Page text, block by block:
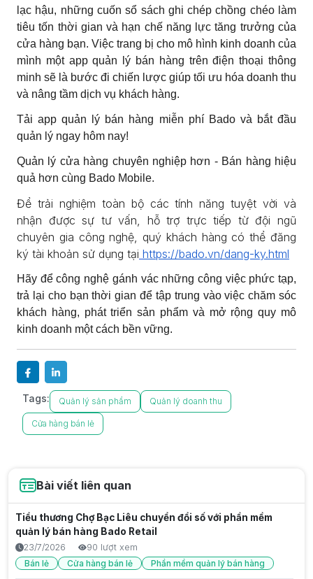
lạc hậu, những cuốn sổ sách ghi chép chồng chéo làm
tiêu tốn thời gian và hạn chế năng lực tăng trưởng của
cửa hàng bạn. Việc trang bị cho mô hình kinh doanh của
mình một app quản lý bán hàng trên điện thoại thông
minh sẽ là bước đi chiến lược giúp tối ưu hóa doanh thu
và nâng tầm dịch vụ khách hàng.
Tải app quản lý bán hàng miễn phí Bado và bắt đầu
quản lý ngay hôm nay!
Quản lý cửa hàng chuyên nghiệp hơn - Bán hàng hiệu
quả hơn cùng Bado Mobile.
Để trải nghiệm toàn bộ các tính năng tuyệt vời và
nhận được sự tư vấn, hỗ trợ trực tiếp từ đội ngũ
chuyên gia công nghệ, quý khách hàng có thể đăng
ký tài khoản sử dụng tại https://bado.vn/dang-ky.html
Hãy để công nghệ gánh vác những công việc phức tạp,
trả lại cho bạn thời gian để tập trung vào việc chăm sóc
khách hàng, phát triển sản phẩm và mở rộng quy mô
kinh doanh một cách bền vững.
Tags: Quản lý sản phẩm Quản lý doanh thu
Cửa hàng bán lẻ
Bài viết liên quan
Tiểu thương Chợ Bạc Liêu chuyển đổi số với phần mềm
quản lý bán hàng Bado Retail
23/7/2026
90 lượt xem
Bán lẻ
Cửa hàng bán lẻ Phần mềm quản lý bán hàng